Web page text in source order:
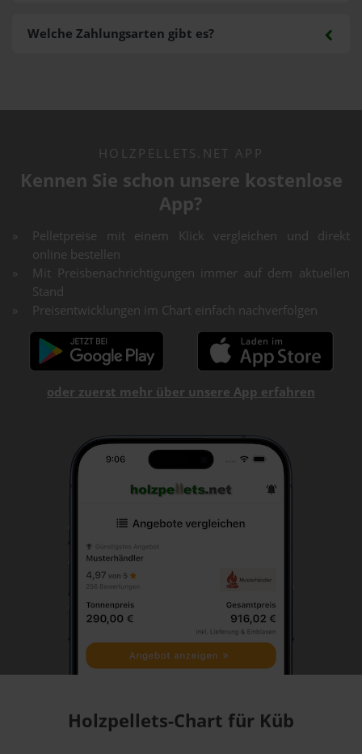
Welche Zahlungsarten gibt es?
HOLZPELLETS.NET APP
Kennen Sie schon unsere kostenlose
App?
Pelletpreise mit einem Klick vergleichen und direkt
online bestellen
Mit Preisbenachrichtigungen immer auf dem aktuellen
Stand
Preisentwicklungen im Chart einfach nachverfolgen
oder zuerst mehr über unsere App erfahren
Holzpellets-Chart für Küb